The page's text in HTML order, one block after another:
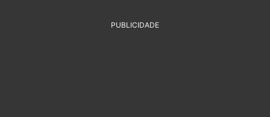
PUBLICIDADE